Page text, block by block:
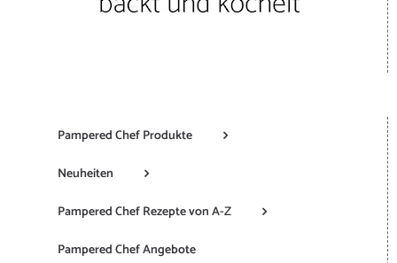
Pampered Chef Produkte
Neuheiten
Pampered Chef Rezepte von A-Z
Pampered Chef Angebote